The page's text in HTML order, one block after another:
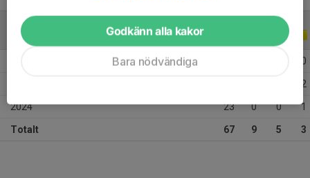
ALLA SERIER ALLA ÅR
0
2
2024 23 0 0 1
Totalt 67 9 5 3
Godkänn alla kakor
Bara nödvändiga